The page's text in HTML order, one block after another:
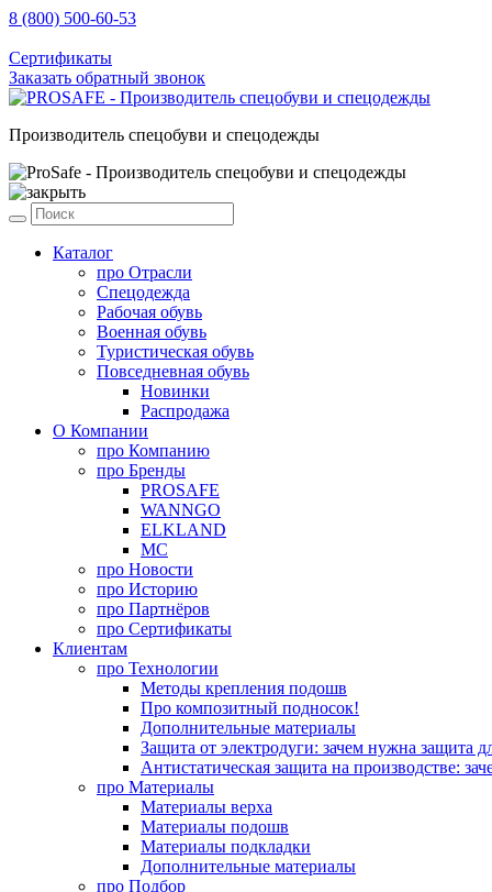
8 (800) 500-60-53
Сертификаты
Заказать обратный звонок
Производитель спецобуви и спецодежды
Каталог
про Отрасли
Спецодежда
Рабочая обувь
Военная обувь
Туристическая обувь
Повседневная обувь
Новинки
Распродажа
О Компании
про Компанию
про Бренды
PROSAFE
WANNGO
ELKLAND
MC
про Новости
про Историю
про Партнёров
про Сертификаты
Клиентам
про Технологии
Методы крепления подошв
Про композитный подносок!
Дополнительные материалы
Защита от электродуги: зачем нужна защита
Антистатическая защита на производстве:
про Материалы
Материалы верха
Материалы подошв
Материалы подкладки
Дополнительные материалы
про Подбор